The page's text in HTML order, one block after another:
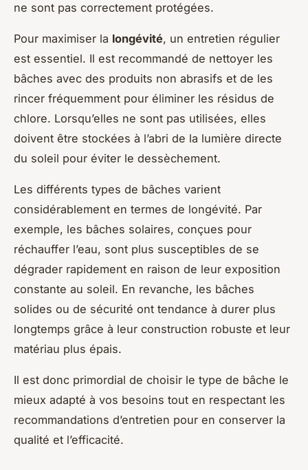
ne sont pas correctement protégées.
Pour maximiser la longévité, un entretien régulier
est essentiel. Il est recommandé de nettoyer les
bâches avec des produits non abrasifs et de les
rincer fréquemment pour éliminer les résidus de
chlore. Lorsqu’elles ne sont pas utilisées, elles
doivent être stockées à l’abri de la lumière directe
du soleil pour éviter le dessèchement.
Les différents types de bâches varient
considérablement en termes de longévité. Par
exemple, les bâches solaires, conçues pour
réchauffer l’eau, sont plus susceptibles de se
dégrader rapidement en raison de leur exposition
constante au soleil. En revanche, les bâches
solides ou de sécurité ont tendance à durer plus
longtemps grâce à leur construction robuste et leur
matériau plus épais.
Il est donc primordial de choisir le type de bâche le
mieux adapté à vos besoins tout en respectant les
recommandations d’entretien pour en conserver la
qualité et l’efficacité.